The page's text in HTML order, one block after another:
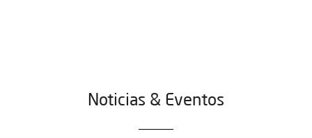
Noticias & Eventos